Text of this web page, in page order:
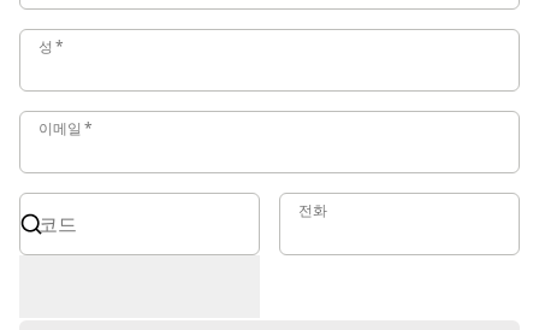
성 성 *
이메일
이메일 *
코드
코드
전화
전화